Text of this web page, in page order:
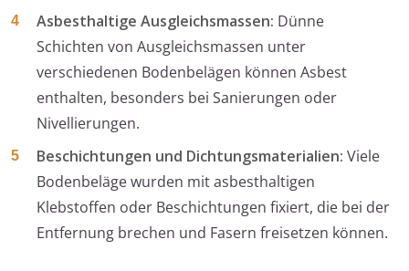
Asbesthaltige Ausgleichsmassen: Dünne
Schichten von Ausgleichsmassen unter
verschiedenen Bodenbelägen können Asbest
enthalten, besonders bei Sanierungen oder
Nivellierungen.
Beschichtungen und Dichtungsmaterialien: Viele
Bodenbeläge wurden mit asbesthaltigen
Klebstoffen oder Beschichtungen fixiert, die bei der
Entfernung brechen und Fasern freisetzen können.